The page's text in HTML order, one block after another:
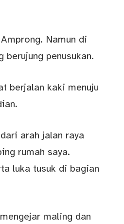
Namun di
penusukan.
berjalan kaki menuju
arah jalan raya
rumah saya.
luka tusuk di bagian
maling dan